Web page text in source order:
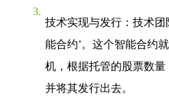
技术实现与发行 ：技术
能合约’。这个智能合约
机，根据托管的股票数量
并将其发行出去。